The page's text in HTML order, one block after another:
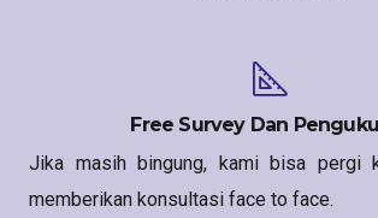
Free Survey Dan
Jika masih bingung, kami bisa pergi
memberikan konsultasi face to face.